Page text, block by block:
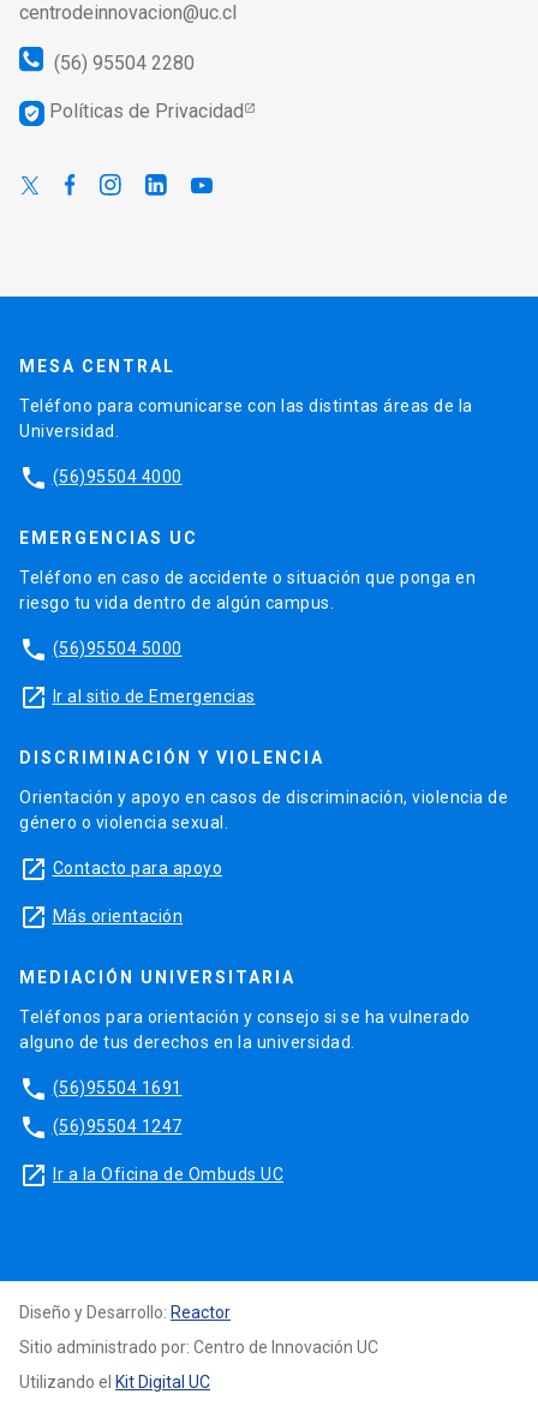
centrodeinnovacion@uc.cl
(56) 95504 2280
verified_user Políticas de Privacidad
MESA CENTRAL
Teléfono para comunicarse con las distintas áreas de la
Universidad.
phone (56)95504 4000
EMERGENCIAS UC
Teléfono en caso de accidente o situación que ponga en
riesgo tu vida dentro de algún campus.
phone (56)95504 5000
launch Ir al sitio de Emergencias
DISCRIMINACIÓN Y VIOLENCIA
Orientación y apoyo en casos de discriminación, violencia de
género o violencia sexual.
launch Contacto para apoyo
launch Más orientación
MEDIACIÓN UNIVERSITARIA
Teléfonos para orientación y consejo si se ha vulnerado
alguno de tus derechos en la universidad.
phone (56)95504 1691
phone (56)95504 1247
launch Ir a la Oficina de Ombuds UC
Diseño y Desarrollo: Reactor
Sitio administrado por: Centro de Innovación UC
Utilizando el Kit Digital UC